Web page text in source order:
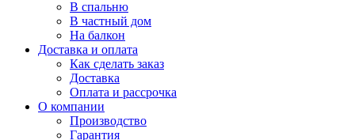
В спальню
В частный дом
На балкон
Доставка и оплата
Как сделать заказ
Доставка
Оплата и рассрочка
О компании
Производство
Гарантия